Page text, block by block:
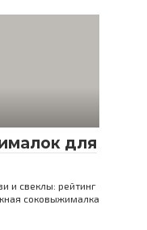
для
и свеклы: рейтинг
соковыжималка